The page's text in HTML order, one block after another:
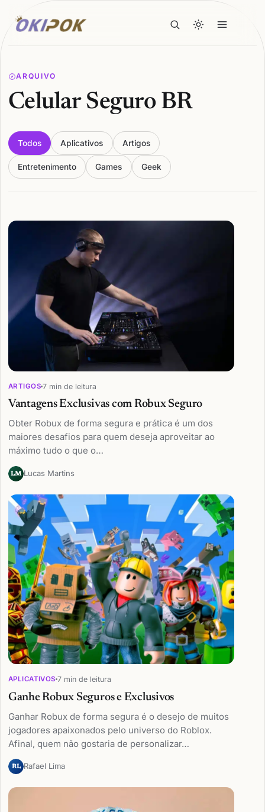
ARQUIVO
Celular Seguro BR
Todos Aplicativos Artigos
Entretenimento Games Geek
Articles
ARTIGOS 7 min de leitura
Vantagens Exclusivas com Robux Seguro
Obter Robux de forma segura e prática é um dos
maiores desafios para quem deseja aproveitar ao
máximo tudo o que o…
LM Lucas Martins
APLICATIVOS 7 min de leitura
Ganhe Robux Seguros e Exclusivos
Ganhar Robux de forma segura é o desejo de muitos
jogadores apaixonados pelo universo do Roblox.
Afinal, quem não gostaria de personalizar…
RL Rafael Lima